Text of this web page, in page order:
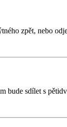
zpět, nebo
bude sdílet s